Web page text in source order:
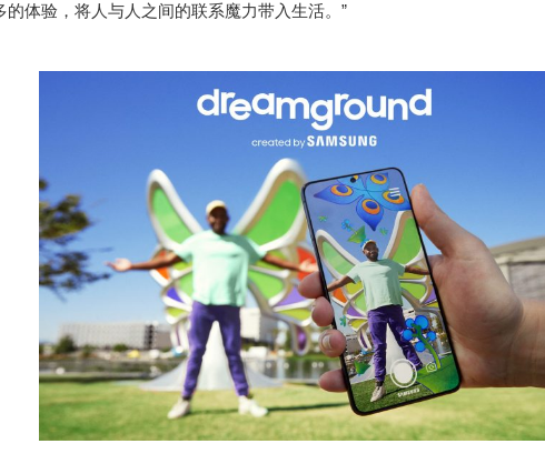
体验，将人与人之间的联系魔力带入生活。”